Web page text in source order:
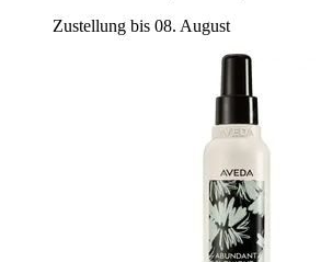
Zustellung bis 08. August